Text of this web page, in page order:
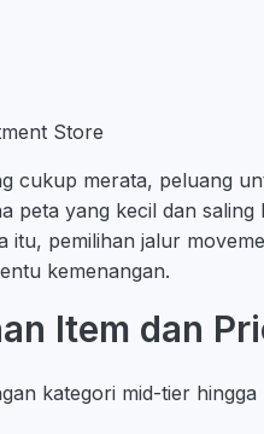
Store
cukup merata, peluang
peta yang kecil dan
itu, pemilihan jalur
kemenangan.
Item dan
kategori mid-tier